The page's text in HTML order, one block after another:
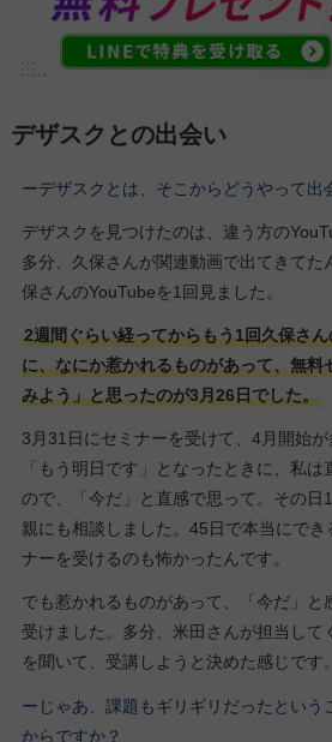
デザスクとの出会い
ーデザスクとは、そこからどうやって出
デザスクを見つけたのは、違う方の
多分、久保さんが関連動画で出てきてた
保さんのYouTubeを1回見ました。
2週間ぐらい経ってからもう1回久保さ
に、なにか惹かれるものがあって、無料
みよう」と思ったのが3月26日でした。
3月31日にセミナーを受けて、4月開始が
「もう明日です」となったときに、私
ので、「今だ」と直感で思って。その日
親にも相談しました。45日で本当にでき
ナーを受けるのも怖かったんです。
でも惹かれるものがあって、「今だ」と
受けました。多分、米田さんが担当して
を聞いて、受講しようと決めた感じです。
ーじゃあ、課題もギリギリだったという
からですか？